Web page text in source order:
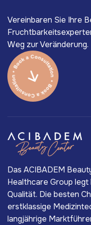
Vereinbaren Sie Ihre
Weg zur Veränderung.
Das ACIBADEM
Healthcare Group
Qualität. Die besten
erstklassige
langjährige